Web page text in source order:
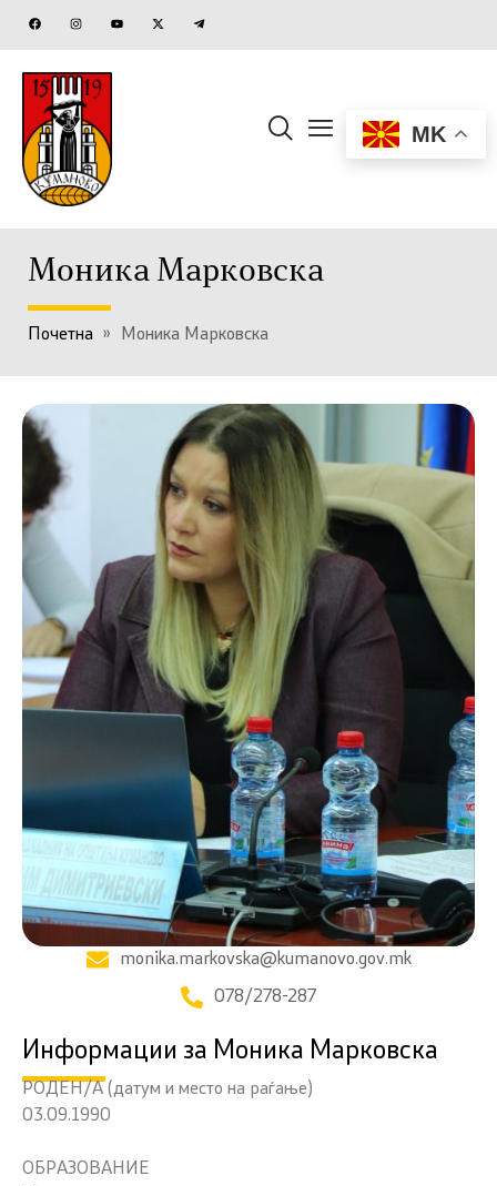
MK
Моника Марковска
Почетна » Моника Марковска
monika.markovska@kumanovo.gov.mk
078/278-287
Информации за Моника Марковска
РОДЕН/А (датум и место на раѓање)
03.09.1990
ОБРАЗОВАНИЕ